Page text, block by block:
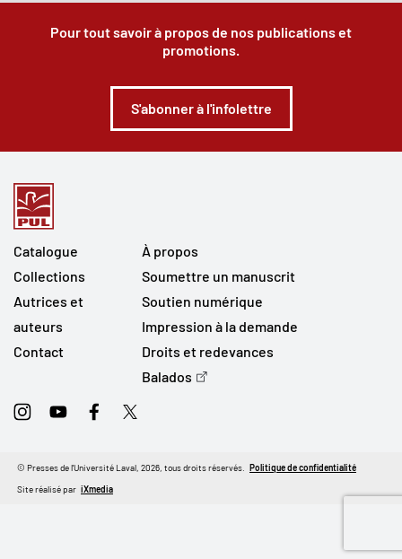
Pour tout savoir à propos de nos publications et
promotions.
S'abonner à l'infolettre
Catalogue
Collections
Autrices et
auteurs
Contact
À propos
Soumettre un manuscrit
Soutien numérique
Impression à la demande
Droits et redevances
Balados
InstagramYoutubeFacebookTwitter
Site réalisé par iXmedia
© Presses de l'Université Laval, 2026, tous droits réservés. Politique de confidentialité